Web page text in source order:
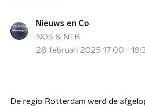
Nieuws en Co
NOS & NTR
28 februari 2025 17:00 -
De regio Rotterdam werd de